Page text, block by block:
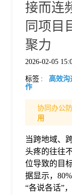
价
格
接而连
同项目
聚力
2026-02-05
标签 : 高效沟
作
协同办公
用
当跨地域、
头疼的往往
位导致的目
据显示，
“各说各话”